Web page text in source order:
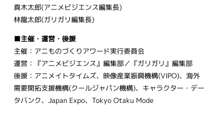
真木太郎(アニメビジエンス編集長)
林龍太郎(ガリガリ編集長)
■主催・運営・後援
主催：アニものづくりアワード実行委員会
運営：『アニメビジエンス』編集部／『ガリガリ』編集部
後援：アニメイトタイムズ、映像産業振興機構(VIPO)、海外
需要開拓支援機構(クールジャパン機構)、キャラクター・デー
タバンク、Japan Expo、Tokyo Otaku Mode